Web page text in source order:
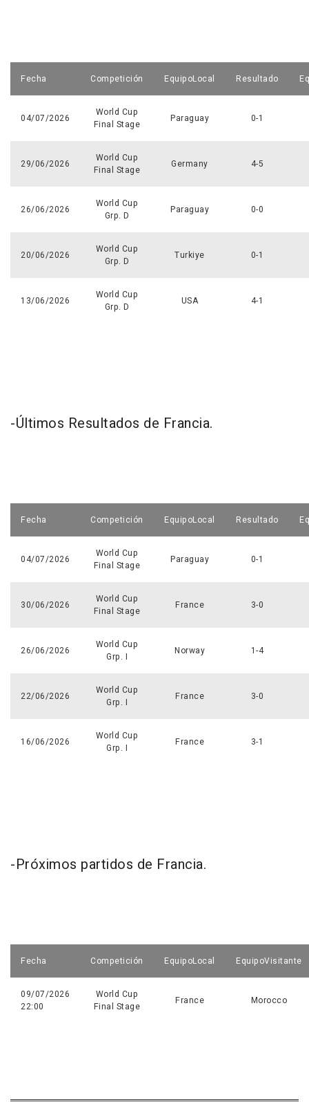
Fecha Competición EquipoLocal Resultado
04/07/2026
World Cup
Final Stage
Paraguay 0-1
29/06/2026
World Cup
Final Stage
Germany 4-5
26/06/2026
World Cup
Grp. D
Paraguay 0-0
20/06/2026
World Cup
Grp. D
Turkiye 0-1
13/06/2026
World Cup
Grp. D
USA 4-1
-Últimos Resultados de Francia.
Fecha Competición EquipoLocal Resultado
04/07/2026
World Cup
Final Stage
Paraguay 0-1
30/06/2026
World Cup
Final Stage
France 3-0
26/06/2026
World Cup
Grp. I
Norway 1-4
22/06/2026
World Cup
Grp. I
France 3-0
16/06/2026
World Cup
Grp. I
France 3-1
-Próximos partidos de Francia.
Fecha Competición EquipoLocal EquipoVisitante
09/07/2026
22:00
World Cup
Final Stage
France Morocco